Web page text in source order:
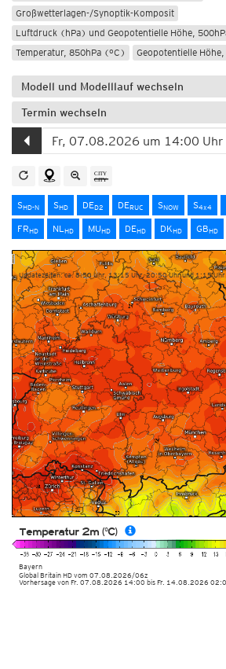
Großwetterlagen-/Synoptik-Komposit
Luftdruck (hPa) und Geopotentielle Höhe,
Temperatur, 850hPa (°C)
Geopotentielle
Modell und Modelllauf wechseln
Termin wechseln
SHD-N SHD DED2 DERUC SNOW S4x4
FRHD NLHD MUHD DEHD DKHD GBHD
Bayern
Global Britain HDvom 07.08.2026/06z
Temperatur 2m (°C)
Updatezeiten: ca. 8:50 Uhr, 13:15 Uhr, 20:50 Uhr und 1:15 Uhr
Vorhersage von Fr. 07.08.2026 14:00 bis Fr. 14.08.2026